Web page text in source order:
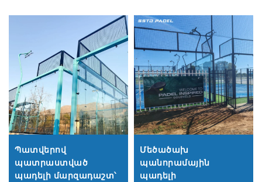
Պատվերով
պատրաստված
պադելի մարզադաշտ՝
Մեծածախ
պանորամային
պադելի